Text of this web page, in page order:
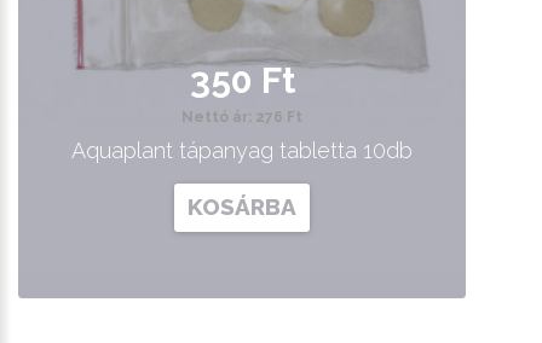
350 Ft
Nettó ár: 276 Ft
Aquaplant tápanyag tabletta 10db
KOSÁRBA